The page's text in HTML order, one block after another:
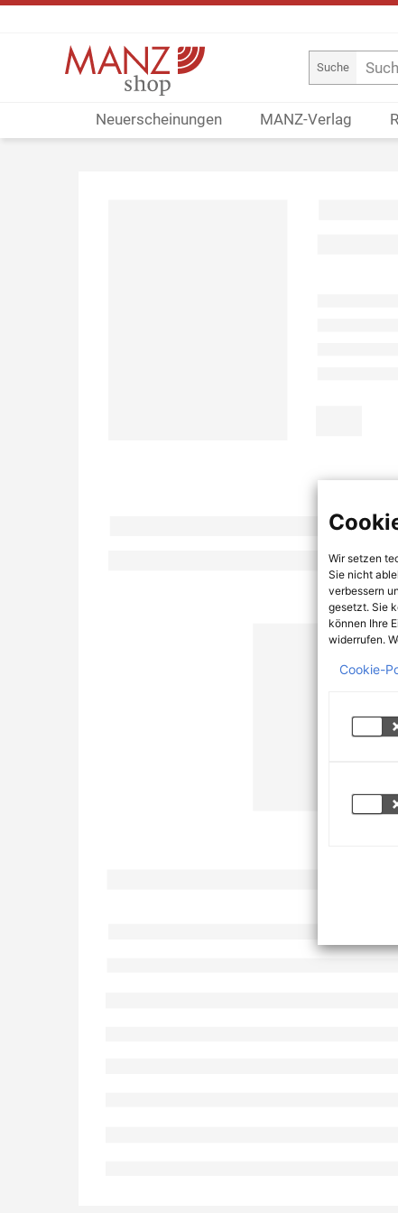
Suche
Neuerscheinungen MANZ-Verlag
Wir setzen
Sie nicht
verbessern
gesetzt. Sie
können Ihre
widerrufen.
Cookie-